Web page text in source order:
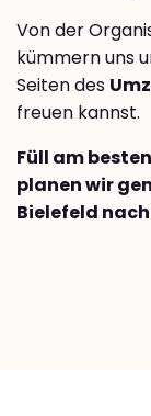
Von der
kümmern uns
Seiten des
freuen kannst.
Füll am
planen wir
Bielefeld